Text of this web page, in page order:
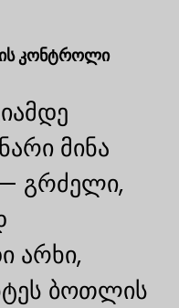
კონტროლი
მინა
გრძელი,
არხი,
ბოთლის